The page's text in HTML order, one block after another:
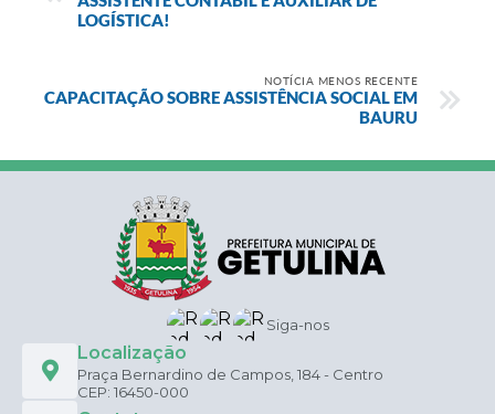
LOGÍSTICA!
NOTÍCIA MENOS RECENTE
CAPACITAÇÃO SOBRE ASSISTÊNCIA SOCIAL EM
BAURU
Siga-nos
Localização
Praça Bernardino de Campos, 184 - Centro
CEP: 16450-000